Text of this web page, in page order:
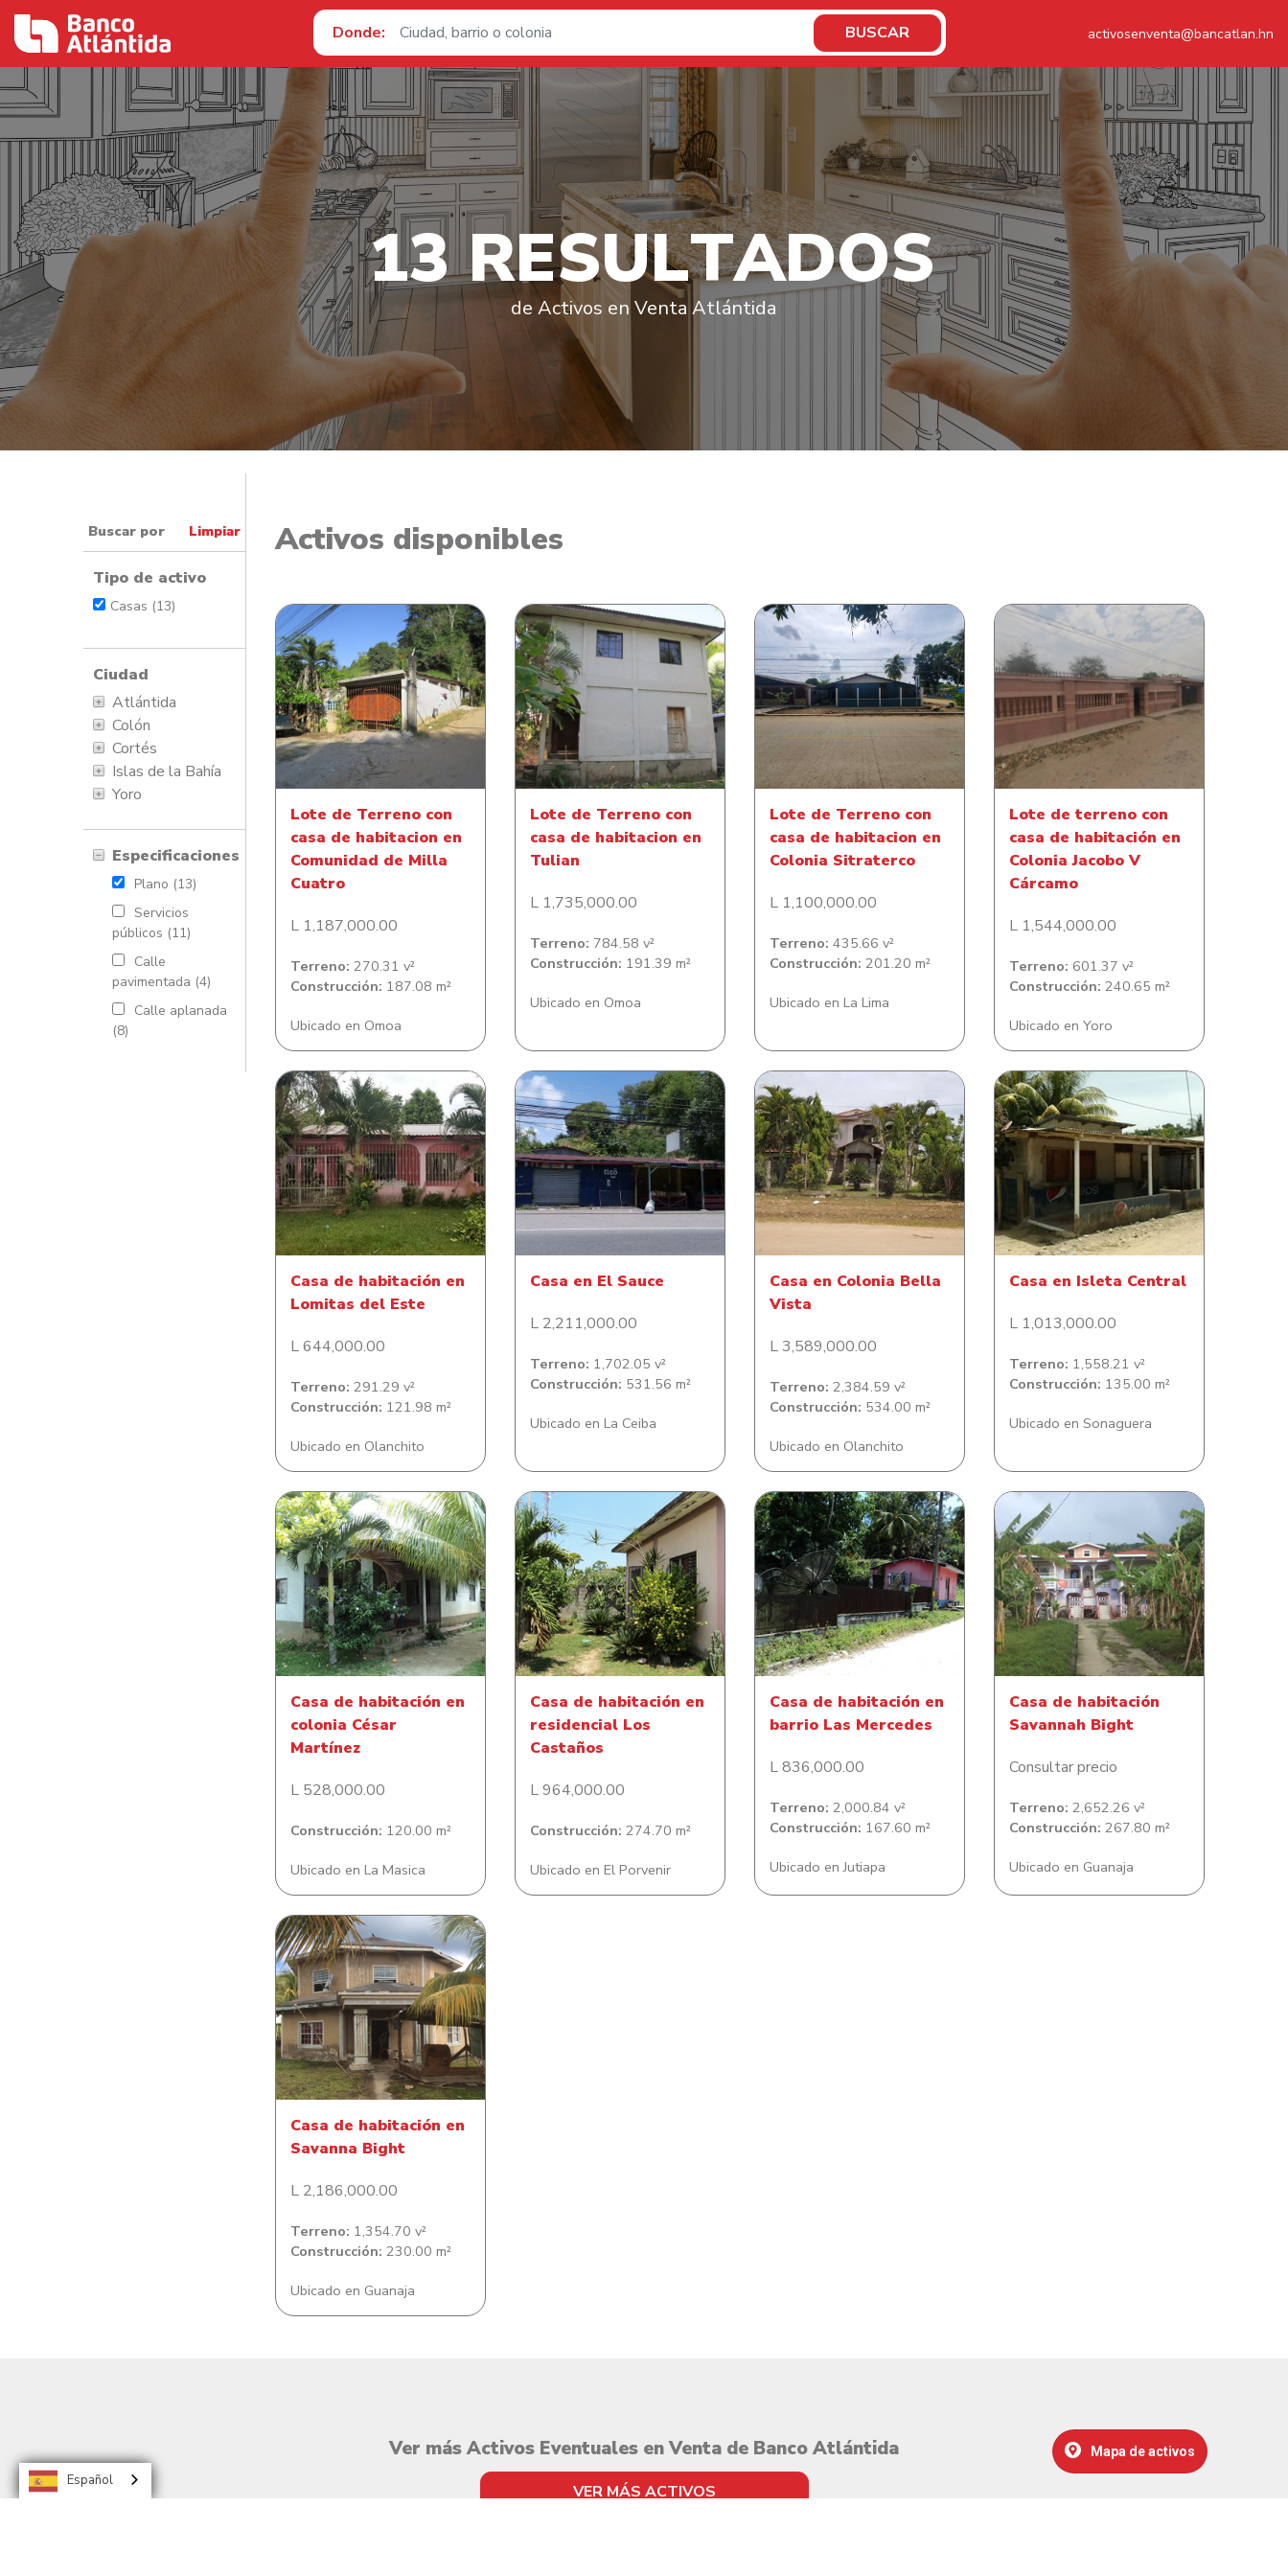
activosenventa@bancatlan.hn
Donde: BUSCAR
13 RESULTADOS
de Activos en Venta Atlántida
Buscar por Limpiar
Tipo de activo
Casas (13)
Ciudad
Atlántida
Colón
Cortés
Islas de la Bahía
Yoro
Especificaciones
Plano (13)
Servicios
públicos (11)
Calle
pavimentada (4)
Calle aplanada
(8)
Activos disponibles
Lote de Terreno con casa
de habitacion en Comunidad
de Milla Cuatro
Lote de Terreno con
casa de habitacion en
Comunidad de Milla
Cuatro
L 1,187,000.00
Terreno: 270.31 v²
Construcción: 187.08 m²
Ubicado en Omoa
Lote de Terreno con casa
de habitacion en Tulian
Lote de Terreno con
casa de habitacion en
Tulian
L 1,735,000.00
Terreno: 784.58 v²
Construcción: 191.39 m²
Ubicado en Omoa
Lote de Terreno con casa
de habitacion en Colonia
Sitraterco
Lote de Terreno con
casa de habitacion en
Colonia Sitraterco
L 1,100,000.00
Terreno: 435.66 v²
Construcción: 201.20 m²
Ubicado en La Lima
Lote de terreno con casa de
habitación en Colonia Jacobo
V Cárcamo
Lote de terreno con
casa de habitación en
Colonia Jacobo V
Cárcamo
L 1,544,000.00
Terreno: 601.37 v²
Construcción: 240.65 m²
Ubicado en Yoro
Casa de habitación en
Lomitas del Este
Casa de habitación en
Lomitas del Este
L 644,000.00
Terreno: 291.29 v²
Construcción: 121.98 m²
Ubicado en Olanchito
Casa en El Sauce
Casa en El Sauce
L 2,211,000.00
Terreno: 1,702.05 v²
Construcción: 531.56 m²
Ubicado en La Ceiba
Casa en Colonia Bella Vista
Casa en Colonia Bella
Vista
L 3,589,000.00
Terreno: 2,384.59 v²
Construcción: 534.00 m²
Ubicado en Olanchito
Casa en Isleta Central
Casa en Isleta Central
L 1,013,000.00
Terreno: 1,558.21 v²
Construcción: 135.00 m²
Ubicado en Sonaguera
Casa de habitación en
colonia César Martínez
Casa de habitación en
colonia César
Martínez
L 528,000.00
Construcción: 120.00 m²
Ubicado en La Masica
Casa de habitación en
residencial Los Castaños
Casa de habitación en
residencial Los
Castaños
L 964,000.00
Construcción: 274.70 m²
Ubicado en El Porvenir
Casa de habitación en barrio
Las Mercedes
Casa de habitación en
barrio Las Mercedes
L 836,000.00
Terreno: 2,000.84 v²
Construcción: 167.60 m²
Ubicado en Jutiapa
Casa de habitación
Savannah Bight
Casa de habitación
Savannah Bight
Consultar precio
Terreno: 2,652.26 v²
Construcción: 267.80 m²
Ubicado en Guanaja
Casa de habitación en
Savanna Bight
Casa de habitación en
Savanna Bight
L 2,186,000.00
Terreno: 1,354.70 v²
Construcción: 230.00 m²
Ubicado en Guanaja
Ver más Activos Eventuales en Venta de Banco Atlántida
VER MÁS ACTIVOS
Español